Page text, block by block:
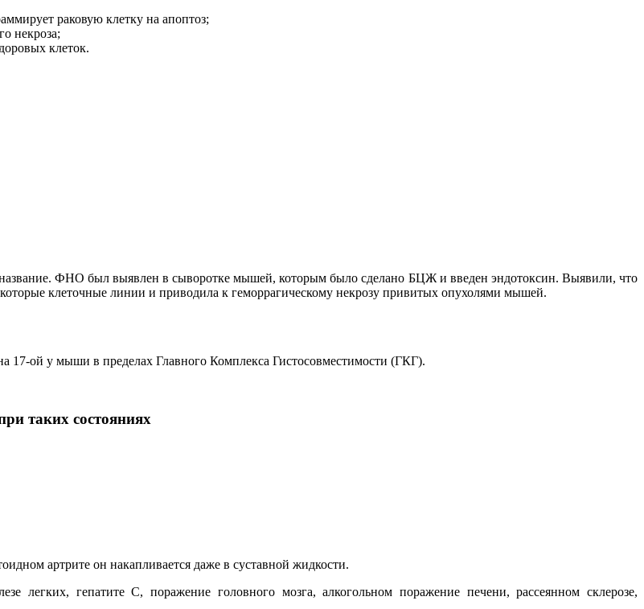
раковую клетку на апоптоз;
некроза;
клеток.
ФНО был выявлен в сыворотке мышей, которым было сделано БЦЖ и введен эндотоксин. Выявили, что
клеточные линии и приводила к геморрагическому некрозу привитых опухолями мышей.
17-ой у мыши в пределах Главного Комплекса Гистосовместимости (ГКГ).
таких состояниях
артрите он накапливается даже в суставной жидкости.
легких, гепатите С, поражение головного мозга, алкогольном поражение печени, рассеянном склерозе,